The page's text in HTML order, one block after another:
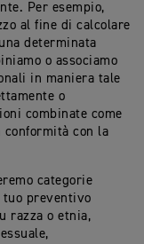
Per esempio,
al fine di calcolare
determinata
o associamo
in maniera tale
o
combinate come
con la
categorie
preventivo
razza o etnia,